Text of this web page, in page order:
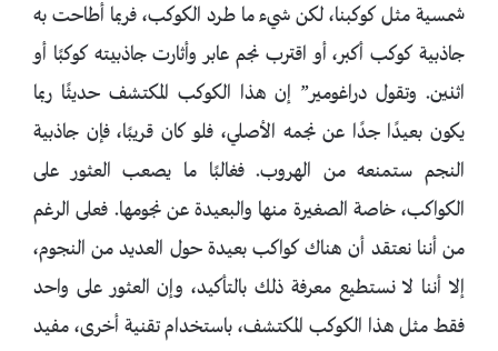
شمسية مثل كوكبنا، لكن شيء ما طرد الكوكب، فربما أطاحت به
جاذبية كوكب أكبر، أو اقترب نجم عابر وأثارت جاذبيته كوكبًا أو
اثنين. وتقول دراغومير” إن هذا الكوكب المكتشف حديثًا ربما
يكون بعيدًا جدًا عن نجمه الأصلي، فلو كان قريبًا، فإن جاذبية
النجم ستمنعه ​​من الهروب. فغالبًا ما يصعب العثور على
الكواكب، خاصة الصغيرة منها والبعيدة عن نجومها. فعلى الرغم
من أننا نعتقد أن هناك كواكب بعيدة حول العديد من النجوم،
إلا أننا لا نستطيع معرفة ذلك بالتأكيد، وإن العثور على واحد
فقط مثل هذا الكوكب المكتشف، باستخدام تقنية أخرى، مفيد